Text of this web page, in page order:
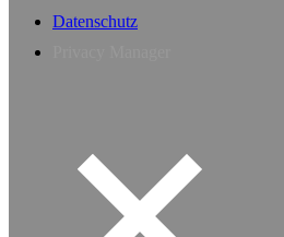
Datenschutz